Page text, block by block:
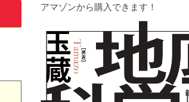
アマゾンから購入できます！